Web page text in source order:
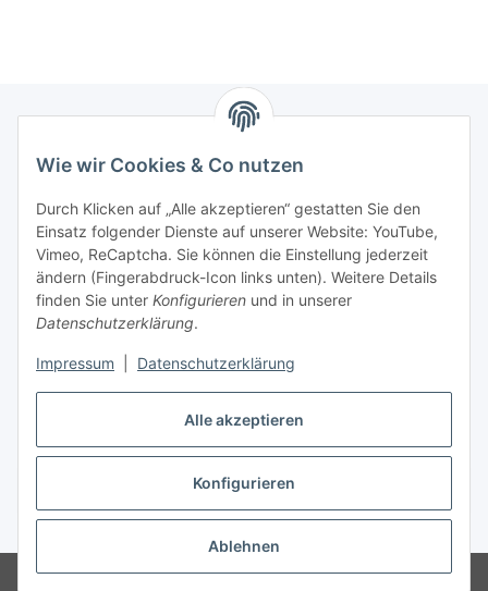
Alle akzeptieren
Konfigurieren
Ablehnen
Wie wir Cookies & Co nutzen
Durch Klicken auf „Alle akzeptieren“ gestatten Sie den
Einsatz folgender Dienste auf unserer Website: YouTube,
Vimeo, ReCaptcha. Sie können die Einstellung jederzeit
ändern (Fingerabdruck-Icon links unten). Weitere Details
finden Sie unter Konfigurieren und in unserer
Datenschutzerklärung.
Impressum Datenschutzerklärung
Zahlungsmöglichkeiten
Versandinformationen
Gesetzliche Informationen
Vertrag widerrufen
* Alle Preise inkl. gesetzlicher USt., zzgl.Versand
© Made with ❤ in Sachsen
© WebSachse GmbH